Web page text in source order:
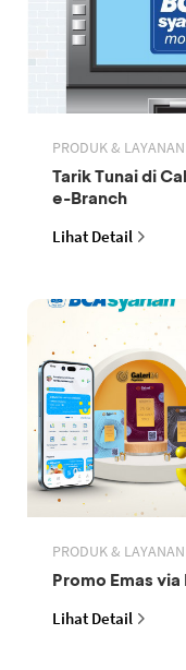
PRODUK & LAYANAN
Tarik Tunai di
e-Branch
Lihat Detail
PRODUK & LAYANAN
Promo Emas via
Lihat Detail